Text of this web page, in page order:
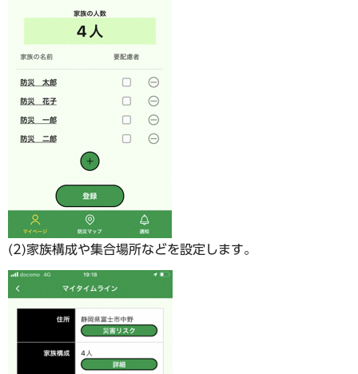
(2)家族構成や集合場所などを設定します。